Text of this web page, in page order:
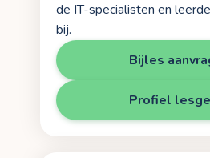
de IT-specialisten en
bij.
Bijles
Profiel